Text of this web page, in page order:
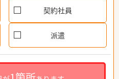
契約社員
派遣